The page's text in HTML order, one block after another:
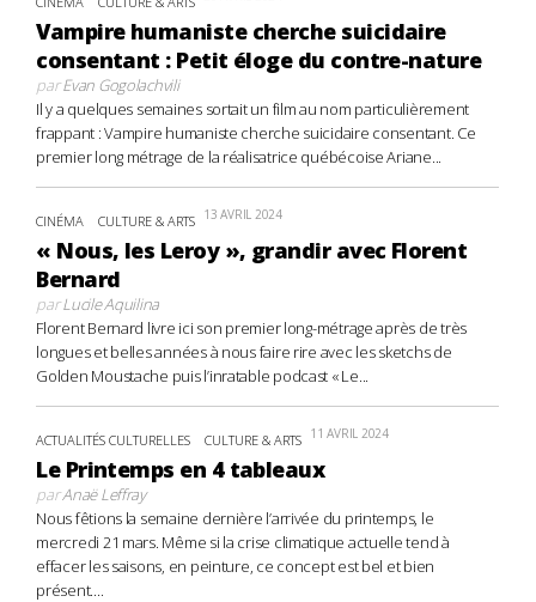
Vampire humaniste cherche suicidaire
consentant : Petit éloge du contre-nature
parEvan Gogolachvili
Il y a quelques semaines sortait un film au nom particulièrement
frappant : Vampire humaniste cherche suicidaire consentant. Ce
premier long métrage de la réalisatrice québécoise Ariane...
CINÉMA CULTURE & ARTS 13 AVRIL 2024
« Nous, les Leroy », grandir avec Florent
Bernard
parLucile Aquilina
Florent Bernard livre ici son premier long-métrage après de très
longues et belles années à nous faire rire avec les sketchs de
Golden Moustache puis l’inratable podcast « Le...
ACTUALITÉS CULTURELLES CULTURE & ARTS 11 AVRIL 2024
Le Printemps en 4 tableaux
parAnaë Leffray
Nous fêtions la semaine dernière l’arrivée du printemps, le
mercredi 21 mars. Même si la crise climatique actuelle tend à
effacer les saisons, en peinture, ce concept est bel et bien
présent....